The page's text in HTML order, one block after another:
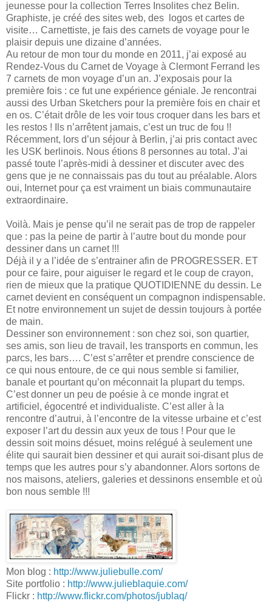
jeunesse pour la collection Terres Insolites chez Belin.
Graphiste, je créé des sites web, des logos et cartes de
visite… Carnettiste, je fais des carnets de voyage pour le
plaisir depuis une dizaine d’années.
Au retour de mon tour du monde en 2011, j’ai exposé au
Rendez-Vous du Carnet de Voyage à Clermont Ferrand les
7 carnets de mon voyage d’un an. J’exposais pour la
première fois : ce fut une expérience géniale. Je rencontrai
aussi des Urban Sketchers pour la première fois en chair et
en os. C’était drôle de les voir tous croquer dans les bars et
les restos ! Ils n’arrêtent jamais, c’est un truc de fou !!
Récemment, lors d’un séjour à Berlin, j’ai pris contact avec
les USK berlinois. Nous étions 8 personnes au total. J’ai
passé toute l’après-midi à dessiner et discuter avec des
gens que je ne connaissais pas du tout au préalable. Alors
oui, Internet pour ça est vraiment un biais communautaire
extraordinaire.
Voilà. Mais je pense qu’il ne serait pas de trop de rappeler
que : pas la peine de partir à l’autre bout du monde pour
dessiner dans un carnet !!!
Déjà il y a l’idée de s’entrainer afin de PROGRESSER. ET
pour ce faire, pour aiguiser le regard et le coup de crayon,
rien de mieux que la pratique QUOTIDIENNE du dessin. Le
carnet devient en conséquent un compagnon indispensable.
Et notre environnement un sujet de dessin toujours à portée
de main.
Dessiner son environnement : son chez soi, son quartier,
ses amis, son lieu de travail, les transports en commun, les
parcs, les bars…. C’est s’arrêter et prendre conscience de
ce qui nous entoure, de ce qui nous semble si familier,
banale et pourtant qu’on méconnait la plupart du temps.
C’est donner un peu de poésie à ce monde ingrat et
artificiel, égocentré et individualiste. C’est aller à la
rencontre d’autrui, à l’encontre de la vitesse urbaine et c’est
exposer l’art du dessin aux yeux de tous ! Pour que le
dessin soit moins désuet, moins relégué à seulement une
élite qui saurait bien dessiner et qui aurait soi-disant plus de
temps que les autres pour s’y abandonner. Alors sortons de
nos maisons, ateliers, galeries et dessinons ensemble et où
bon nous semble !!!
Mon blog : http://www.juliebulle.com/
Site portfolio : http://www.julieblaquie.com/
Flickr : http://www.flickr.com/photos/jublaq/